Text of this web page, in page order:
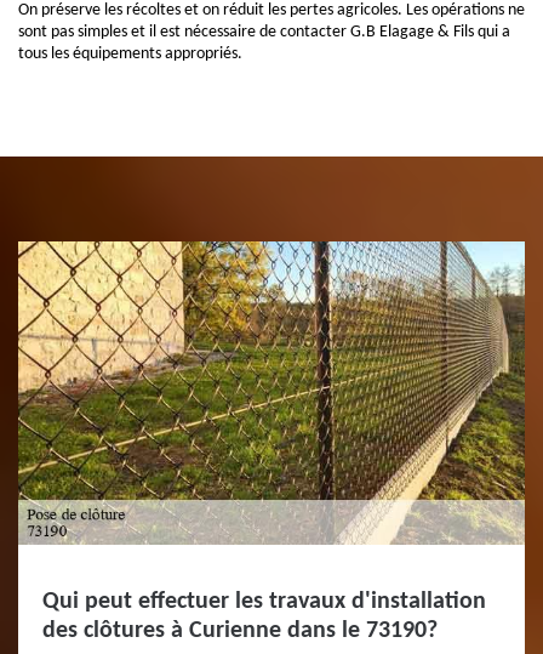
On préserve les récoltes et on réduit les pertes agricoles. Les opérations ne
sont pas simples et il est nécessaire de contacter G.B Elagage & Fils qui a
tous les équipements appropriés.
Qui peut effectuer les travaux d'installation
des clôtures à Curienne dans le 73190?